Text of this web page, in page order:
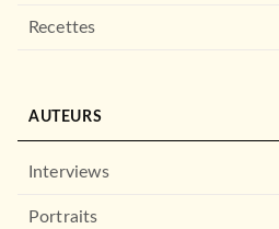
Recettes
AUTEURS
Interviews
Portraits